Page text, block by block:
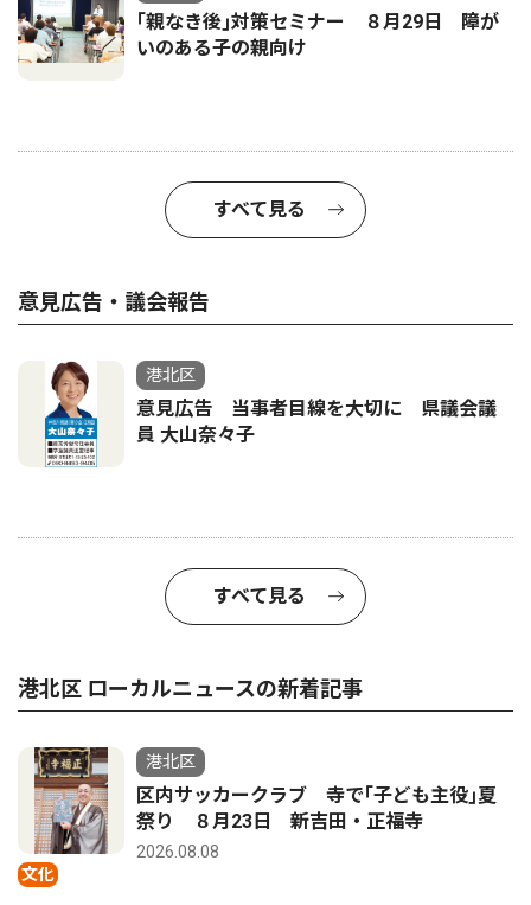
｢親なき後｣対策セミナー ８月29日 障が
いのある子の親向け
すべて見る
意見広告・議会報告
港北区
意見広告 当事者目線を大切に 県議会議
員 大山奈々子
すべて見る
港北区 ローカルニュースの新着記事
文化
港北区
区内サッカークラブ 寺で｢子ども主役｣夏
祭り ８月23日 新吉田・正福寺
2026.08.08